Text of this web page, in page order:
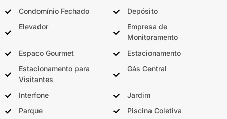
Condomínio Fechado
Depósito
Elevador
Empresa de
Monitoramento
Espaco Gourmet
Estacionamento
Estacionamento para
Visitantes
Gás Central
Interfone
Jardim
Parque
Piscina Coletiva